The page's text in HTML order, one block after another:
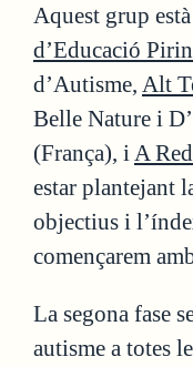
Aquest grup
d’Educació
d’Autisme, Alt
Belle Nature i
(França), i A
estar plantejant
objectius i
començarem
La segona fase
autisme a totes